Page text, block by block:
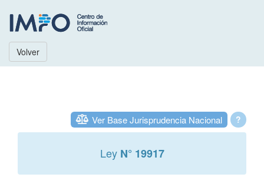
Volver
?
Ver Base Jurisprudencia Nacional
Ley N° 19917